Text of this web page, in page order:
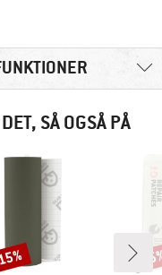
- oplysningerne får du
SÅ OGSÅ PÅ